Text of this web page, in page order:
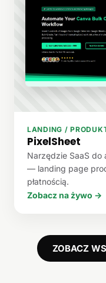
LANDING /
PixelSheet
Narzędzie SaaS do
— landing page
płatnością.
Zobacz na żywo →
ZOBACZ